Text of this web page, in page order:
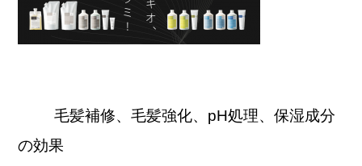
毛髪補修、毛髪強化、pH処理、保湿成分
の効果